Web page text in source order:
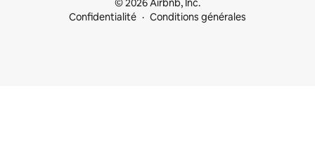
© 2026 Airbnb, Inc.
Confidentialité
Conditions générales